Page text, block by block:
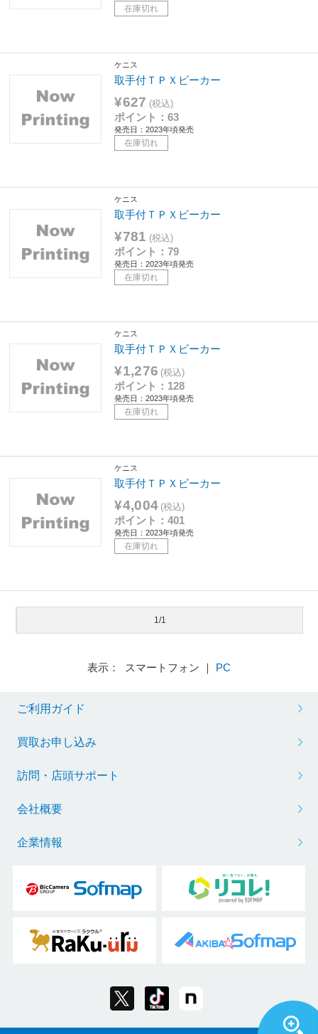
在庫切れ
ケニス
取手付ＴＰＸビーカー
¥627 (税込)
ポイント：63
発売日：2023年頃発売
在庫切れ
ケニス
取手付ＴＰＸビーカー
¥781 (税込)
ポイント：79
発売日：2023年頃発売
在庫切れ
ケニス
取手付ＴＰＸビーカー
¥1,276 (税込)
ポイント：128
発売日：2023年頃発売
在庫切れ
ケニス
取手付ＴＰＸビーカー
¥4,004 (税込)
ポイント：401
発売日：2023年頃発売
在庫切れ
1/1
表示： スマートフォン ｜ PC
ご利用ガイド
買取お申し込み
訪問・店頭サポート
会社概要
企業情報